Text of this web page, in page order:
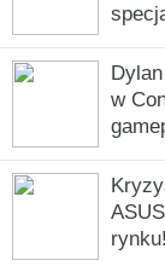
w
rynku!